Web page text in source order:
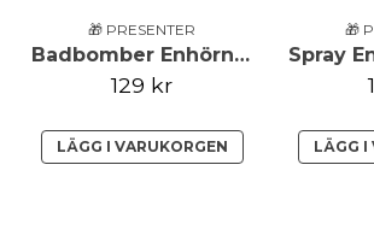
🎁 PRESENTER
Badbomber Enhörning
129 kr
LÄGG I VARUKORGEN
🎁
LÄGG I